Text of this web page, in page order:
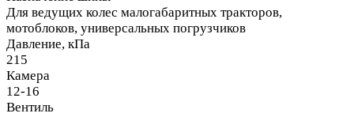
Для ведущих колес малогабаритных тракторов,
мотоблоков, универсальных погрузчиков
Давление, кПа
215
Камера
12-16
Вентиль